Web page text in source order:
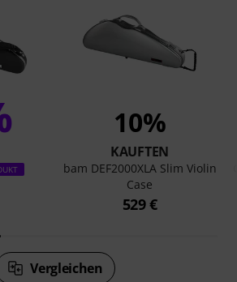
10%
KAUFTEN
bam DEF2000XLA Slim Violin
Case
529 €
Vergleichen